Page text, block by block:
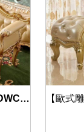
【歐式雕花】HB 30DWC 床尾凳 (華麗金)